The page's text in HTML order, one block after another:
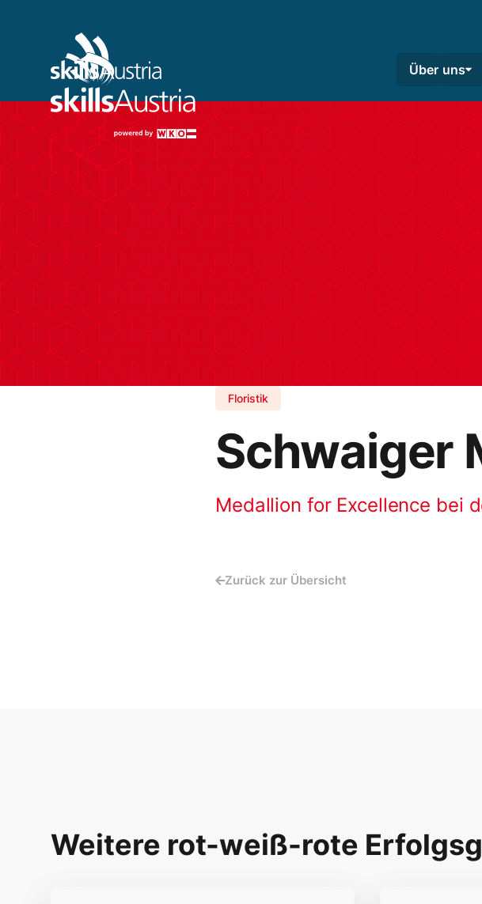
Über uns
Floristik
Schwaiger
Medallion for Excellence bei
Zurück zur Übersicht
Weitere rot-weiß-rote